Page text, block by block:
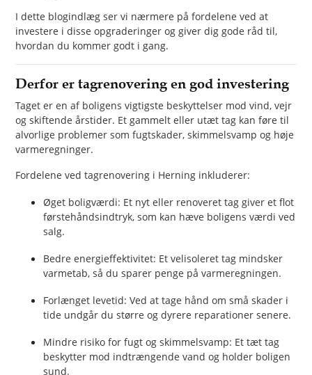
US
I dette blogindlæg ser vi nærmere på fordelene ved at
investere i disse opgraderinger og giver dig gode råd til,
hvordan du kommer godt i gang.
Derfor er tagrenovering en god investering
Taget er en af boligens vigtigste beskyttelser mod vind, vejr
og skiftende årstider. Et gammelt eller utæt tag kan føre til
alvorlige problemer som fugtskader, skimmelsvamp og høje
varmeregninger.
Fordelene ved tagrenovering i Herning inkluderer:
Øget boligværdi: Et nyt eller renoveret tag giver et flot
førstehåndsindtryk, som kan hæve boligens værdi ved
salg.
Bedre energieffektivitet: Et velisoleret tag mindsker
varmetab, så du sparer penge på varmeregningen.
Forlænget levetid: Ved at tage hånd om små skader i
tide undgår du større og dyrere reparationer senere.
Mindre risiko for fugt og skimmelsvamp: Et tæt tag
beskytter mod indtrængende vand og holder boligen
sund.